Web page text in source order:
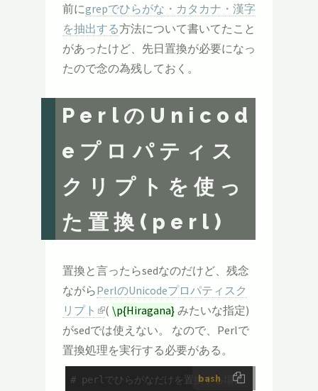
前にgrepでひらがな・カタカナ・漢字
を抽出する方法について書いてたこと
があったけど、先日置換が必要になっ
たので念の為残しておく。
PerlのUnicod
eプロパティス
クリプトを使っ
た置換(perl)
置換と言ったらsedなのだけど、残念
ながらPerlのUnicodeプロパティスク
リプト
( \p{Hiragana} みたいな指定)
がsedでは使えない。 なので、Perlで
置換処理を実行する必要がある。
bash
# perlでひらがなだけを置換する場合